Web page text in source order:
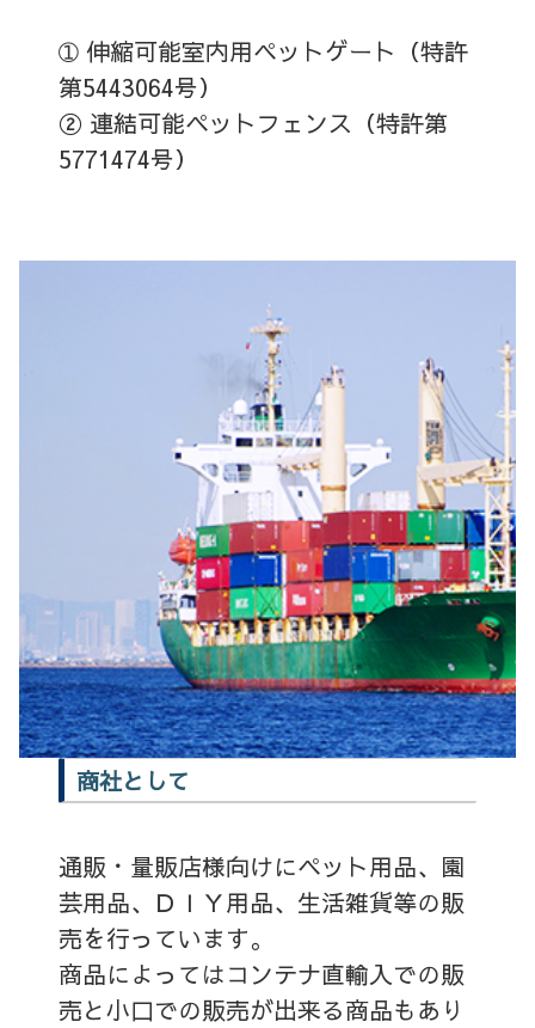
➀ 伸縮可能室内用ペットゲート（特許
第5443064号）
② 連結可能ペットフェンス（特許第
5771474号）
商社として
通販・量販店様向けにペット用品、園
芸用品、ＤＩＹ用品、生活雑貨等の販
売を行っています。
商品によってはコンテナ直輸入での販
売と小口での販売が出来る商品もあり